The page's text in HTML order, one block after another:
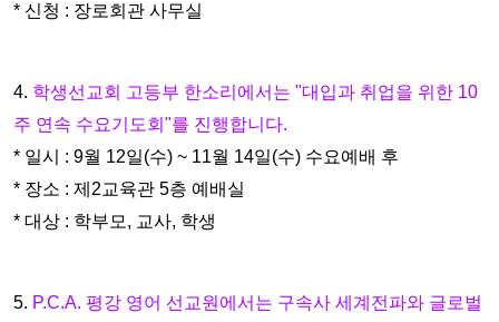
* 신청 : 장로회관 사무실
4. 학생선교회 고등부 한소리에서는 "대입과 취업을 위한 10
주 연속 수요기 도회"를 진행합니다.
* 일시 : 9월 12일(수) ~ 11월 14일(수) 수요예배 후
* 장소 : 제2교육관 5층 예배실
* 대상 : 학부모, 교사, 학생
5. P.C.A. 평강 영어 선교원에서는 구속사 세계전파와 글로벌